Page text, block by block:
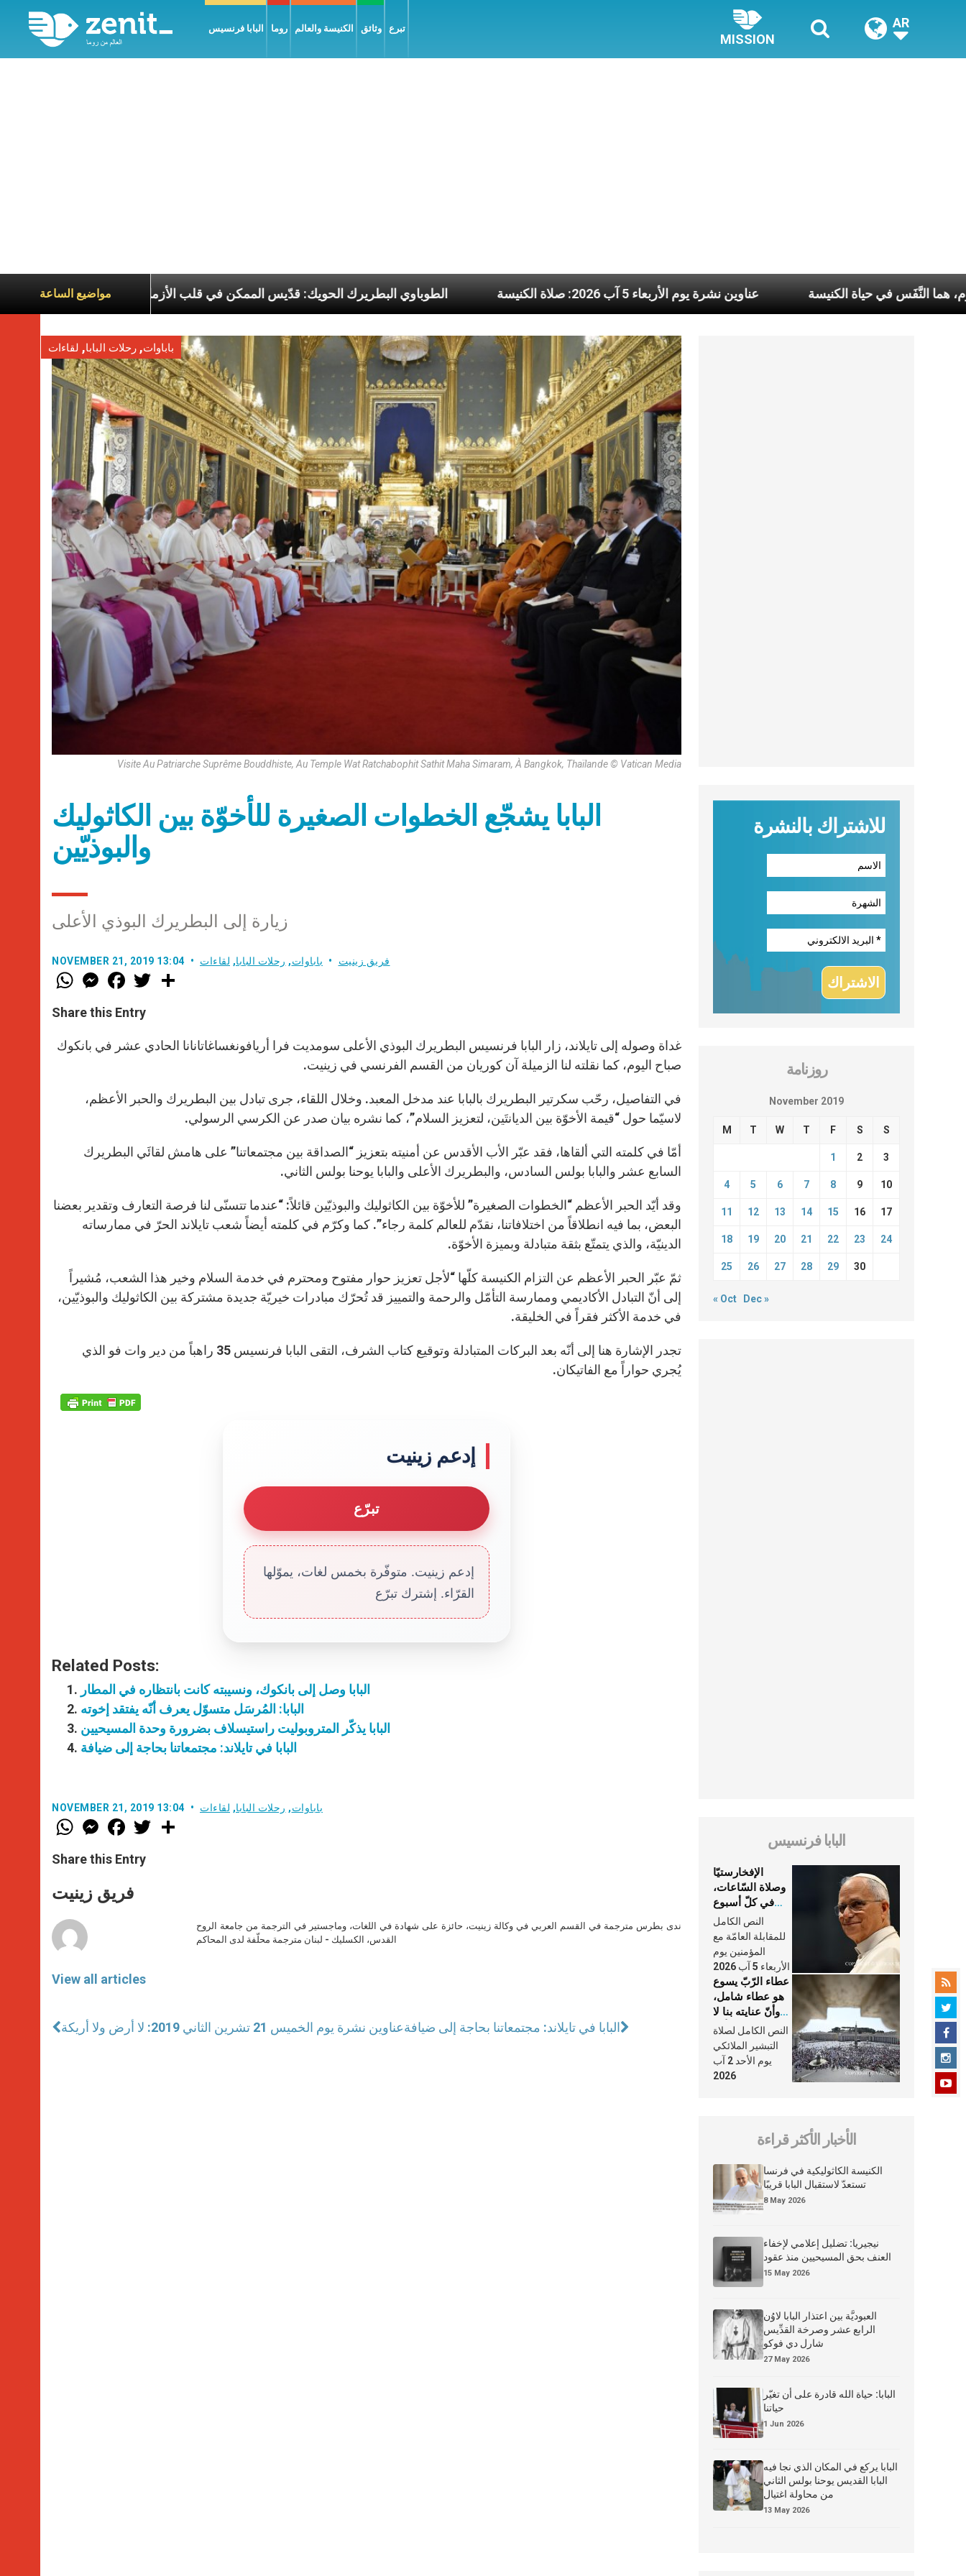
البابا فرنسيس روما الكنيسة والعالم وثائق تبرع
MISSION
AR
مواضيع الساعة
الطوباوي البطريرك الحويك: قدّيس الممكن في قلب الأزمات عناوين نشرة يوم الأربعاء 5 آب 2026: صلاة الكنيسة أسبوع وكلّ يوم، هما النَّفَس في حياة الكنيسة
باباوات, رحلات البابا, لقاءات
Visite Au Patriarche Suprême Bouddhiste, Au Temple Wat Ratchabophit Sathit Maha Simaram, À Bangkok, Thaïlande © Vatican Media
البابا يشجّع الخطوات الصغيرة للأخوّة بين الكاثوليك
والبوذيّين
زيارة إلى البطريرك البوذي الأعلى
NOVEMBER 21, 2019 13:04 فريق زينيت باباوات, رحلات البابا, لقاءات
W
h
t
s
p
p
M
e
s
e
g
e
F
a
e
b
o
k
w
r
Share this Entry
غداة وصوله إلى تايلاند، زار البابا فرنسيس البطريرك البوذي الأعلى سومديت فرا أريافونغساغاتانانا الحادي عشر في بانكوك
صباح اليوم، كما نقلته لنا الزميلة آن كوريان من القسم الفرنسي في زينيت.
في التفاصيل، رحّب سكرتير البطريرك بالبابا عند مدخل المعبد. وخلال اللقاء، جرى تبادل بين البطريرك والحبر الأعظم،
لاسيّما حول “قيمة الأخوّة بين الديانتَين، لتعزيز السلام”، كما نشره بيان صدر عن الكرسي الرسولي.
أمّا في كلمته التي ألقاها، فقد عبّر الأب الأقدس عن أمنيته بتعزيز “الصداقة بين مجتمعاتنا” على هامش لقائَي البطريرك
السابع عشر والبابا بولس السادس، والبطريرك الأعلى والبابا يوحنا بولس الثاني.
وقد أيّد الحبر الأعظم “الخطوات الصغيرة” للأخوّة بين الكاثوليك والبوذيّين قائلاً: “عندما تتسنّى لنا فرصة التعارف وتقدير بعضنا
البعض، بما فيه انطلاقاً من اختلافاتنا، نقدّم للعالم كلمة رجاء”. كما وكرّم في كلمته أيضاً شعب تايلاند الحرّ في ممارساته
الدينيّة، والذي يتمتّع بثقة متبادلة وبميزة الأخوّة.
ثمّ عبّر الحبر الأعظم عن التزام الكنيسة كلّها “لأجل تعزيز حوار مفتوح ومحترم في خدمة السلام وخير هذا الشعب، مُشيراً
إلى أنّ التبادل الأكاديمي وممارسة التأمّل والرحمة والتمييز قد تُحرّك مبادرات خيريّة جديدة مشتركة بين الكاثوليك والبوذيّين،
في خدمة الأكثر فقراً في الخليقة.
تجدر الإشارة هنا إلى أنّه بعد البركات المتبادلة وتوقيع كتاب الشرف، التقى البابا فرنسيس 35 راهباً من دير وات فو الذي
يُجري حواراً مع الفاتيكان.
إدعم زينيت
تبرّع
إدعم زينيت. متوفّرة بخمس لغات، يموّلها
القرّاء. إشترك تبرّع
Related Posts:
البابا وصل إلى بانكوك، ونسيبته كانت بانتظاره في المطار
البابا: المُرسَل متسوّل يعرف أنّه يفتقد إخوته
البابا يذكّر المتروبوليت راستيسلاف بضرورة وحدة المسيحيين
البابا في تايلاند: مجتمعاتنا بحاجة إلى ضيافة
NOVEMBER 21, 2019 13:04 باباوات, رحلات البابا, لقاءات
W
h
t
s
p
p
M
e
s
e
g
e
F
a
e
b
o
k
w
Share this Entry
فريق زينيت
View all articles
ندى بطرس مترجمة في القسم العربي في وكالة زينيت، حائزة على شهادة في اللغات، وماجستير في الترجمة من جامعة الروح
القدس، الكسليك - لبنان مترجمة محلّفة لدى المحاكم
عناوين نشرة يوم الخميس 21 تشرين الثاني 2019: لا أرض ولا أريكةالبابا في تايلاند: مجتمعاتنا بحاجة إلى ضيافة
للاشتراك بالنشرة
روزنامة
November 2019
M T W T F S S
1 2 3
4 5 6 7 8 9 10
11 12 13 14 15 16 17
18 19 20 21 22 23 24
25 26 27 28 29 30
« Oct Dec »
البابا فرنسيس
الإفخارستيّا
وصلاة السّاعات،
في كلّ أسبوع
وكلّ يوم، هما
النَّفَس في حياة
الكنيسة
النص الكامل
للمقابلة العامّة مع
المؤمنين يوم
الأربعاء 5 آب 2026
عطاء الرّبّ يسوع
هو عطاء شامل،
وأنّ عنايته بنا لا
تغيب عنّا أبدًا
النص الكامل لصلاة
التبشير الملائكي
يوم الأحد 2 آب
2026
الأخبار الأكثر قراءة
الكنيسة الكاثوليكية في فرنسا
تستعدّ لاستقبال البابا قريبًا
8 May 2026
نيجيريا: تضليل إعلامي لإخفاء
العنف بحق المسيحيين منذ عقود
15 May 2026
العبوديَّة بين اعتذار البابا لاوُن
الرابع عشر وصرخة القدِّيس
شارل دي فوكو
27 May 2026
البابا: حياة الله قادرة على أن تغيّر
حياتنا
1 Jun 2026
البابا يركع في المكان الذي نجا فيه
البابا القديس يوحنا بولس الثاني
من محاولة اغتيال
13 May 2026